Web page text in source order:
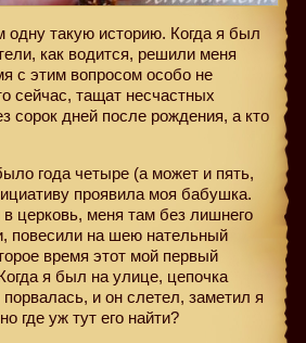
одну такую историю. Когда я был
как водится, решили меня
с этим вопросом особо не
сейчас, тащат несчастных
сорок дней после рождения, а кто
года четыре (а может и пять,
проявила моя бабушка.
церковь, меня там без лишнего
повесили на шею нательный
время этот мой первый
я был на улице, цепочка
и он слетел, заметил я
где уж тут его найти?